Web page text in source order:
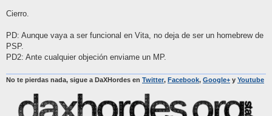
j
Cierro.
PD: Aunque vaya a ser funcional en Vita, no deja de ser un homebrew de
PSP.
PD2: Ante cualquier objeción enviame un MP.
No te pierdas nada, sigue a DaXHordes en Twitter, Facebook, Google+ y Youtube